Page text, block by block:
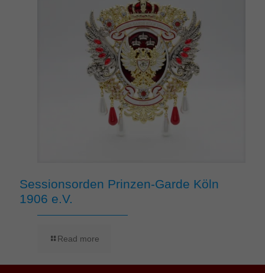
Sessionsorden Prinzen-Garde Köln
1906 e.V.
Read more